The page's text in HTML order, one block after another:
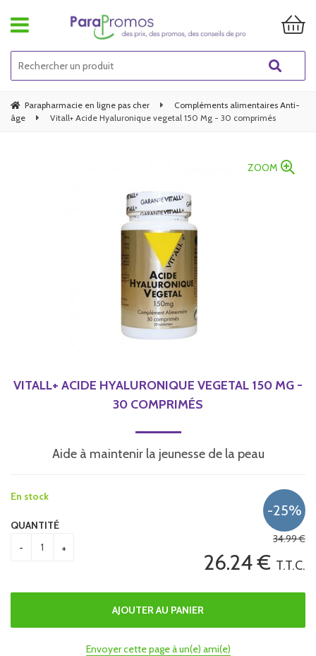
Parapharmacie en ligne pas cher
Compléments alimentaires Anti-
âge
Vitall+ Acide Hyaluronique vegetal 150 Mg - 30 comprimés
ZOOM
VITALL+ ACIDE HYALURONIQUE VEGETAL 150 MG -
30 COMPRIMÉS
Aide à maintenir la jeunesse de la peau
34.99€
26.24€ T.T.C.
En stock
QUANTITÉ
Envoyer cette page à un(e) ami(e)